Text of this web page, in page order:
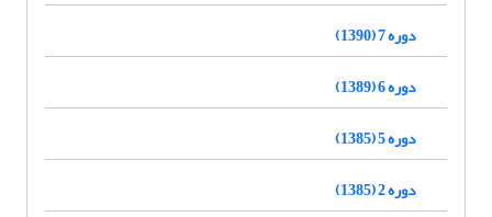
دوره 7 (1390)
دوره 6 (1389)
دوره 5 (1385)
دوره 2 (1385)